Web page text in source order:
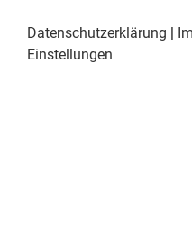
Datenschutzerklärung |
Einstellungen